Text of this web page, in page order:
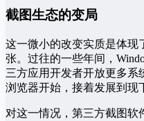
截图生态的变局
这一微小的改变实质是体现
张。过往的一些年间，
三方应用开发者开放更多系
浏览器开始，接着发展到现
对这一情况，第三方截图软